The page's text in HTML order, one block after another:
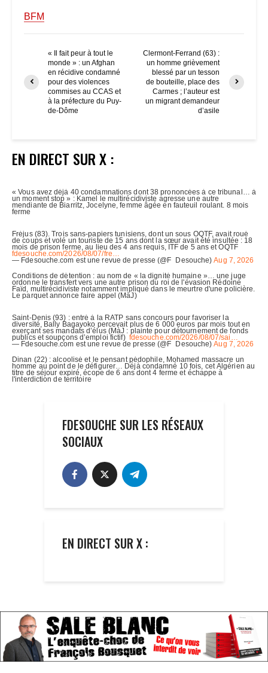
BFM
« Il fait peur à tout le
monde » : un Afghan
en récidive condamné
pour des violences
commises au CCAS et
à la préfecture du Puy-
de-Dôme
Clermont-Ferrand (63) :
un homme grièvement
blessé par un tesson
de bouteille, place des
Carmes ; l’auteur est
un migrant demandeur
d’asile
EN DIRECT SUR X :
FDESOUCHE SUR LES RÉSEAUX
SOCIAUX
EN DIRECT SUR X :